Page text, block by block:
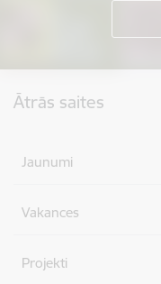
Ātrās saites
Jaunumi
Vakances
Projekti